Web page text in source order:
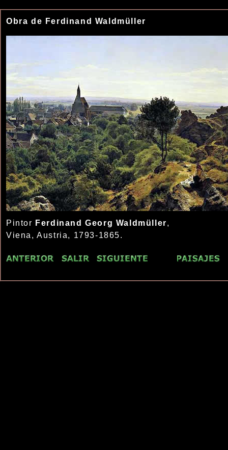
Obra de Ferdinand Waldmüller
Pintor Ferdinand Georg Waldmüller,
Viena, Austria, 1793-1865.